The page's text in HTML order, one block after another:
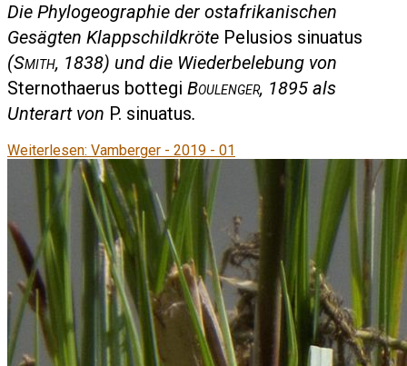
Die Phylogeographie der ostafrikanischen
Gesägten Klappschildkröte Pelusios sinuatus
(Smith, 1838) und die Wiederbelebung von
Sternothaerus bottegi Boulenger, 1895 als
Unterart von P. sinuatus.
Weiterlesen: Vamberger - 2019 - 01